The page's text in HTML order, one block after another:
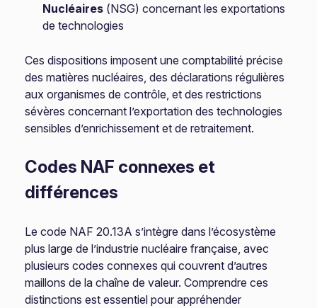
Nucléaires (NSG) concernant les exportations
de technologies
Ces dispositions imposent une comptabilité précise
des matières nucléaires, des déclarations régulières
aux organismes de contrôle, et des restrictions
sévères concernant l’exportation des technologies
sensibles d’enrichissement et de retraitement.
Codes NAF connexes et
différences
Le code NAF 20.13A s’intègre dans l’écosystème
plus large de l’industrie nucléaire française, avec
plusieurs codes connexes qui couvrent d’autres
maillons de la chaîne de valeur. Comprendre ces
distinctions est essentiel pour appréhender